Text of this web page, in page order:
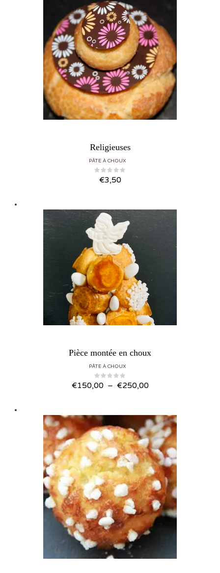
Religieuses
PÂTE À CHOUX
€3,50
Pièce montée en choux
PÂTE À CHOUX
€150,00 – €250,00Plage de prix : €150,00 à €250,00